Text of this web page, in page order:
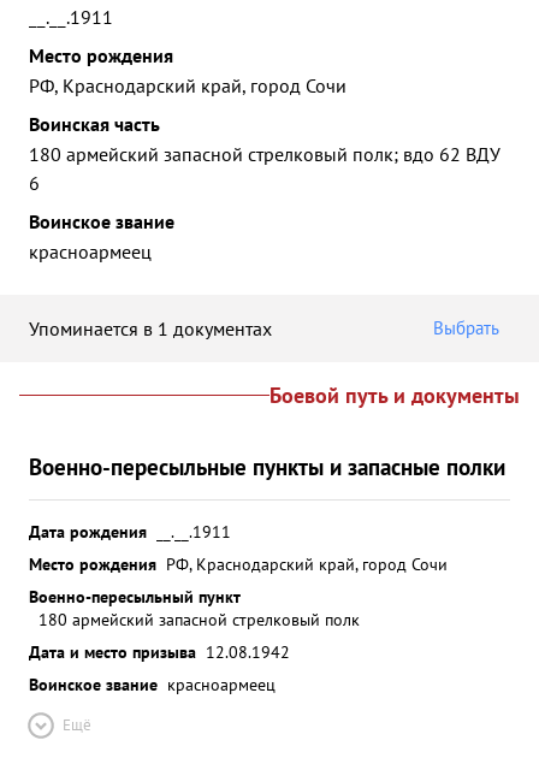
__.__.1911
Место рождения
РФ, Краснодарский край, город Сочи
Воинская часть
180 армейский запасной стрелковый полк; вдо 62 ВДУ
6
Воинское звание
красноармеец
Упоминается в 1 документах Выбрать
Боевой путь и документы
Военно-пересыльные пункты и запасные полки
Дата рождения
__.__.1911
Место рождения РФ, Краснодарский край, город Сочи
Военно-пересыльный пункт
180 армейский запасной стрелковый полк
Дата и место призыва 12.08.1942
Воинское звание красноармеец
Ещё